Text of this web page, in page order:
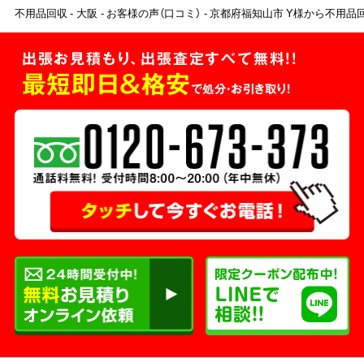
不用品回収 大阪 お客様の声（口コミ） 京都府福知山市 Y様から不用品
出張お見積もり、出張査定すべて無料!!
最短即日＆格安で処分・お引き取り！